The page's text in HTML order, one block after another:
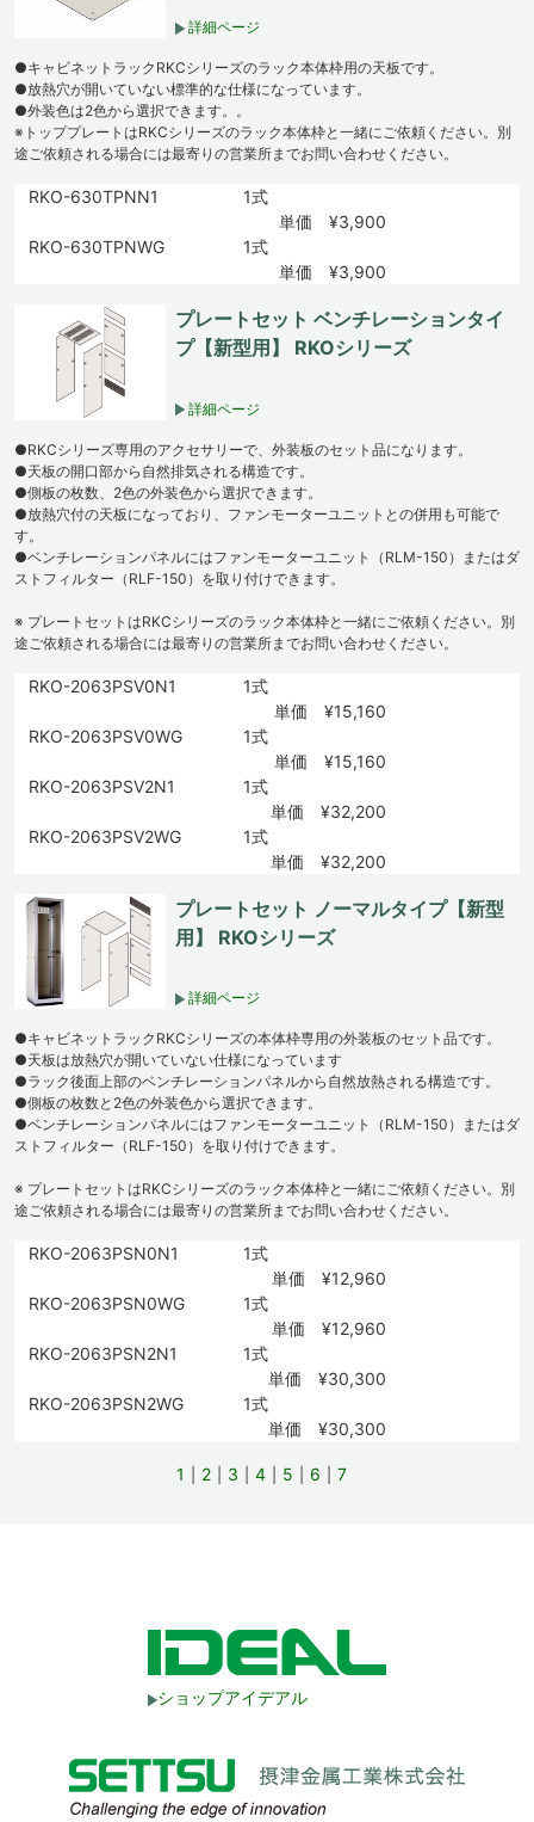
詳細ページ
●キャビネットラックRKCシリーズのラック本体枠用の天板です。
●放熱穴が開いていない標準的な仕様になっています。
●外装色は2色から選択できます。。
※トッププレートはRKCシリーズのラック本体枠と一緒にご依頼ください。別
途ご依頼される場合には最寄りの営業所までお問い合わせください。
RKO-630TPNN1
1式
単価 ¥3,900
RKO-630TPNWG
1式
単価 ¥3,900
プレートセット ベンチレーションタイ
プ【新型用】 RKOシリーズ
詳細ページ
●RKCシリーズ専用のアクセサリーで、外装板のセット品になります。
●天板の開口部から自然排気される構造です。
●側板の枚数、2色の外装色から選択できます。
●放熱穴付の天板になっており、ファンモーターユニットとの併用も可能で
す。
●ベンチレーションパネルにはファンモーターユニット（RLM-150）またはダ
ストフィルター（RLF-150）を取り付けできます。
※ プレートセットはRKCシリーズのラック本体枠と一緒にご依頼ください。別
途ご依頼される場合には最寄りの営業所までお問い合わせください。
RKO-2063PSV0N1
1式
単価 ¥15,160
RKO-2063PSV0WG
1式
単価 ¥15,160
RKO-2063PSV2N1
1式
単価 ¥32,200
RKO-2063PSV2WG
1式
単価 ¥32,200
プレートセット ノーマルタイプ【新型
用】 RKOシリーズ
詳細ページ
●キャビネットラックRKCシリーズの本体枠専用の外装板のセット品です。
●天板は放熱穴が開いていない仕様になっています
●ラック後面上部のベンチレーションパネルから自然放熱される構造です。
●側板の枚数と2色の外装色から選択できます。
●ベンチレーションパネルにはファンモーターユニット（RLM-150）またはダ
ストフィルター（RLF-150）を取り付けできます。
※ プレートセットはRKCシリーズのラック本体枠と一緒にご依頼ください。別
途ご依頼される場合には最寄りの営業所までお問い合わせください。
RKO-2063PSN0N1
1式
単価 ¥12,960
RKO-2063PSN0WG
1式
単価 ¥12,960
RKO-2063PSN2N1
1式
単価 ¥30,300
RKO-2063PSN2WG
1式
単価 ¥30,300
1 2 3 4 5 6 7
ショップアイデアル